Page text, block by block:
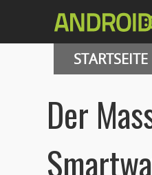
STARTSEITE
Der